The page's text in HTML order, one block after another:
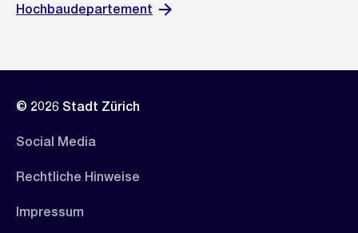
Hochbaudepartement
© 2026 Stadt Zürich
Social Media
Rechtliche Hinweise
Impressum